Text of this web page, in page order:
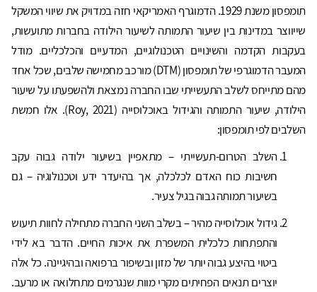
תומפסון משנת 1929. הדמוגרף האמריקאי חזה במדויק את שיווי המשקל
שייווצר במדינות בין שיעור התמותה לשיעור הילודה בחברות מתועשות,
בעקבות הקדמה והשינויים הטכנולוגיים, המדעיים והכלכליים. מודל
המעבר הדמוגרפי של תומפסון (DTM) מורכב מחמישה שלבים, שכל אחד
מהם מתייחס לשלב התעשייתי שבו החברה נמצאת ולהשפעתו על שיעור
הילודה, שיעור התמותה והגידול באוכלוסייה (Roy, 2021). אלו חמשת
השלבים לפי תומפסון:
השלב הטרום-תעשייתי – מתאפיין בשיעור ילודה גבוה עקב
חשיבות כוח האדם לכלכלה, אך בהיעדר ידע וטכנולוגיה – גם
בשיעור תמותה גבוה בגיל צעיר.
גידול אוכלוסייה מהיר – בשלב השני החברה מתחילה לחוות תיעוש
והתפתחות כלכלית המשפרת את איכות החיים. הדבר בא לידי
ביטוי בהיצע גבוה יותר של מזון ובשיפור ברפואה ובהיגיינה. כל אלה
יוצרים תנאים הפחיתים מקרי מוות שנגרמים מתחלואה או מרעב.